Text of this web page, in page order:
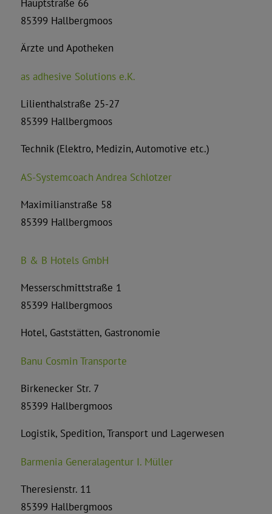
Hauptstraße 66
85399 Hallbergmoos
Ärzte und Apotheken
as adhesive Solutions e.K.
Lilienthalstraße 25-27
85399 Hallbergmoos
Technik (Elektro, Medizin, Automotive etc.)
AS-Systemcoach Andrea Schlotzer
Maximilianstraße 58
85399 Hallbergmoos
B & B Hotels GmbH
Messerschmittstraße 1
85399 Hallbergmoos
Hotel, Gaststätten, Gastronomie
Banu Cosmin Transporte
Birkenecker Str. 7
85399 Hallbergmoos
Logistik, Spedition, Transport und Lagerwesen
Barmenia Generalagentur I. Müller
Theresienstr. 11
85399 Hallbergmoos